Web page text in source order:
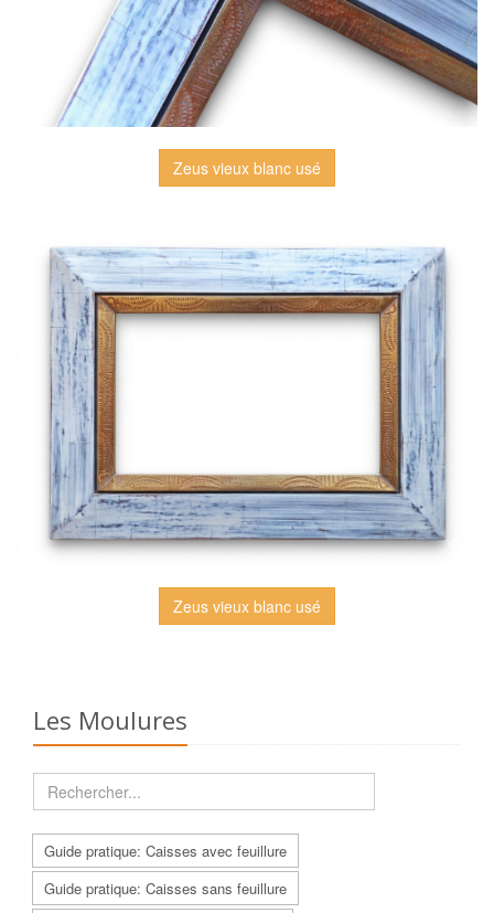
Zeus vieux blanc usé
Zeus vieux blanc usé
Les Moulures
Guide pratique: Caisses avec feuillure
Guide pratique: Caisses sans feuillure